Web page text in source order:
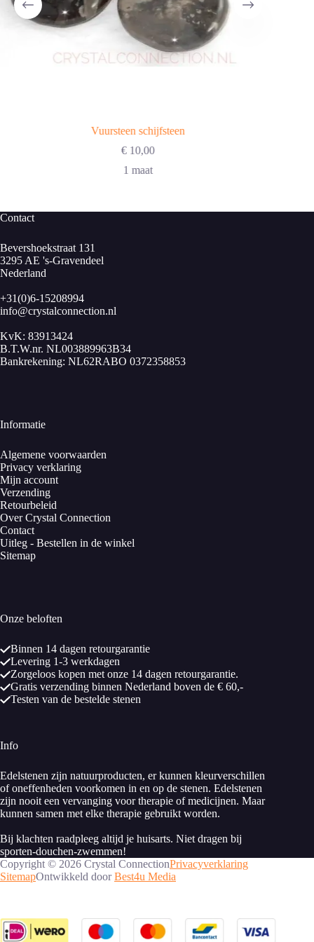
Vuursteen schijfsteen
€ 10,00
1 maat
Contact
Bevershoekstraat 131
3295 AE 's-Gravendeel
Nederland
+31(0)6-15208994
info@crystalconnection.nl
KvK: 83913424
B.T.W.nr. NL003889963B34
Bankrekening: NL62RABO 0372358853
Informatie
Algemene voorwaarden
Privacy verklaring
Mijn account
Verzending
Retourbeleid
Over Crystal Connection
Contact
Uitleg - Bestellen in de winkel
Sitemap
Onze beloften
Binnen 14 dagen retourgarantie
Levering 1-3 werkdagen
Zorgeloos kopen met onze 14 dagen retourgarantie.
Gratis verzending binnen Nederland boven de € 60,-
Testen van de bestelde stenen
Info
Edelstenen zijn natuurproducten, er kunnen kleurverschillen
of oneffenheden voorkomen in en op de stenen. Edelstenen
zijn nooit een vervanging voor therapie of medicijnen. Maar
kunnen samen met elke therapie gebruikt worden.
Bij klachten raadpleeg altijd je huisarts. Niet dragen bij
sporten-douchen-zwemmen!
Copyright © 2026 Crystal ConnectionPrivacyverklaring
SitemapOntwikkeld doorBest4u Media